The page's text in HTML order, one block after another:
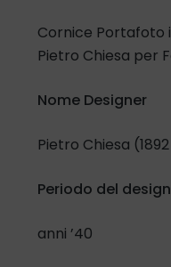
Cornice Portafoto
Pietro Chiesa per
Nome Designer
Pietro Chiesa
Periodo del design
anni ’40